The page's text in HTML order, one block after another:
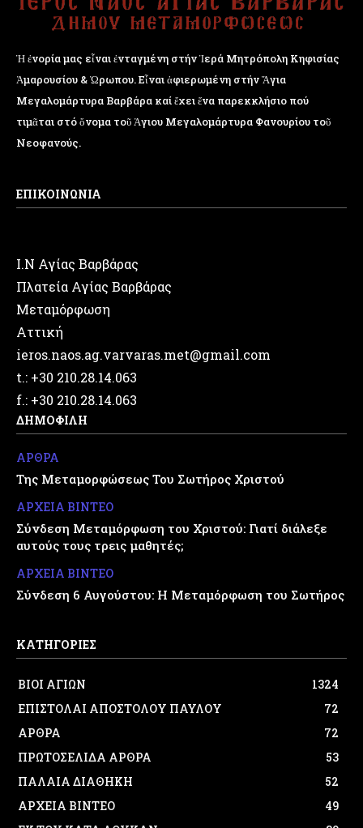
Ἡ ἐνορία μας εἶναι ἐνταγμένη στήν Ἱερά Μητρόπολη Κηφισίας
Ἁμαρουσίου & Ὠρωπου. Εἶναι ἀφιερωμένη στήν Ἅγια
Μεγαλομάρτυρα Βαρβάρα καί ἔχει ἕνα παρεκκλήσιο πού
τιμᾶται στό ὄνομα τοῦ Ἁγιου Μεγαλομάρτυρα Φανουρίου τοῦ
Νεοφανούς.
ΕΠΙΚΟΙΝΩΝΙΑ
Ι.Ν Αγίας Βαρβάρας
Πλατεία Αγίας Βαρβάρας
Μεταμόρφωση
Αττική
ieros.naos.ag.varvaras.met@gmail.com
t.: +30 210.28.14.063
f.: +30 210.28.14.063
ΔΗΜΟΦΙΛΗ
ΑΡΘΡΑ
Της Μεταμορφώσεως Του Σωτήρος Χριστού
ΑΡΧΕΙΑ ΒΙΝΤΕΟ
Σύνδεση Μεταμόρφωση του Χριστού: Γιατί διάλεξε
αυτούς τους τρεις μαθητές;
ΑΡΧΕΙΑ ΒΙΝΤΕΟ
Σύνδεση 6 Αυγούστου: Η Μεταμόρφωση του Σωτήρος
ΚΑΤΗΓΟΡΙΕΣ
ΒΙΟΙ ΑΓΙΩΝ
1324
ΕΠΙΣΤΟΛΑΙ ΑΠΟΣΤΟΛΟΥ ΠΑΥΛΟΥ
72
ΑΡΘΡΑ
72
ΠΡΩΤΟΣΕΛΙΔΑ ΑΡΘΡΑ
53
ΠΑΛΑΙΑ ΔΙΑΘΗΚΗ
52
ΑΡΧΕΙΑ ΒΙΝΤΕΟ
49